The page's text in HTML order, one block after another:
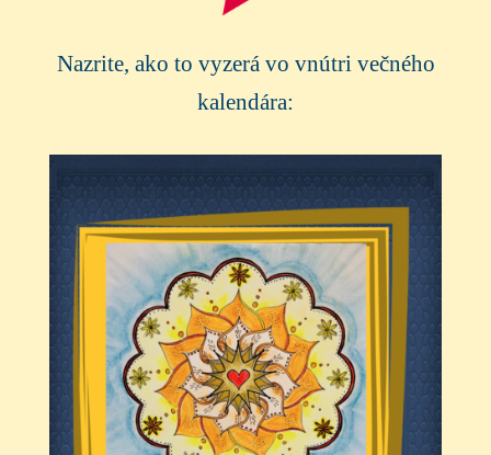
Nazrite, ako to vyzerá vo vnútri večného
kalendára: